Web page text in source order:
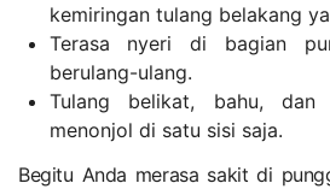
kemiringan tulang belakang
Terasa nyeri di bagian
berulang-ulang.
Tulang belikat, bahu,
menonjol di satu sisi saja.
Begitu Anda merasa sakit di